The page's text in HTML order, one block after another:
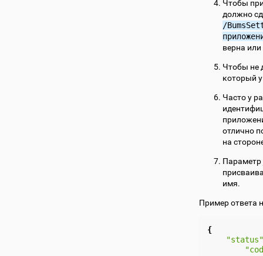
Чтобы
должно
/
верна
Чтобы не
который
Часто у
отлично
на
Параметр
имя.
Пример ответа
{
"status"